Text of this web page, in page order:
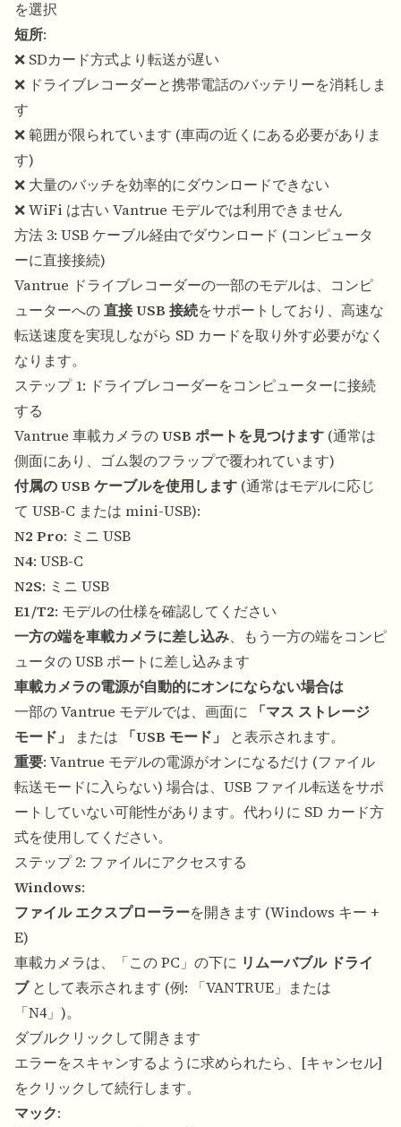
を選択
短所:
❌ SDカード方式より転送が遅い
❌ ドライブレコーダーと携帯電話のバッテリーを消耗しま
す
❌ 範囲が限られています (車両の近くにある必要がありま
す)
❌ 大量のバッチを効率的にダウンロードできない
❌ WiFi は古い Vantrue モデルでは利用できません
方法 3: USB ケーブル経由でダウンロード (コンピュータ
ーに直接接続)
Vantrue ドライブレコーダーの一部のモデルは、コンピ
ューターへの直接 USB 接続をサポートしており、高速な
転送速度を実現しながら SD カードを取り外す必要がなく
なります。
ステップ 1: ドライブレコーダーをコンピューターに接続
する
Vantrue 車載カメラのUSB ポートを見つけます (通常は
側面にあり、ゴム製のフラップで覆われています)
付属の USB ケーブルを使用します (通常はモデルに応じ
て USB-C または mini-USB):
N2 Pro: ミニ USB
N4: USB-C
N2S: ミニ USB
E1/T2: モデルの仕様を確認してください
一方の端を車載カメラに差し込み、もう一方の端をコンピ
ュータの USB ポートに差し込みます
車載カメラの電源が自動的にオンにならない場合は
一部の Vantrue モデルでは、画面に
「マス ストレージ
モード」
または 「USB モード」
と表示されます。
重要: Vantrue モデルの電源がオンになるだけ (ファイル
転送モードに入らない) 場合は、USB ファイル転送をサポ
ートしていない可能性があります。代わりに SD カード方
式を使用してください。
ステップ 2: ファイルにアクセスする
Windows:
ファイル エクスプローラーを開きます (Windows キー +
E)
車載カメラは、「この PC」の下に リムーバブル ドライ
ブとして表示されます (例: 「VANTRUE」または
「N4」)。
ダブルクリックして開きます
エラーをスキャンするように求められたら、[キャンセル]
をクリックして続行します。
マック: